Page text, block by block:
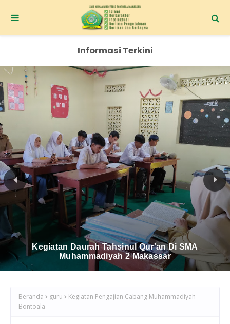
Informasi Terkini
Kegiatan Daurah Tahsinul Qur'an Di SMA
Muhammadiyah 2 Makassar
Beranda guru
Kegiatan Pengajian Cabang Muhammadiyah
Bontoala